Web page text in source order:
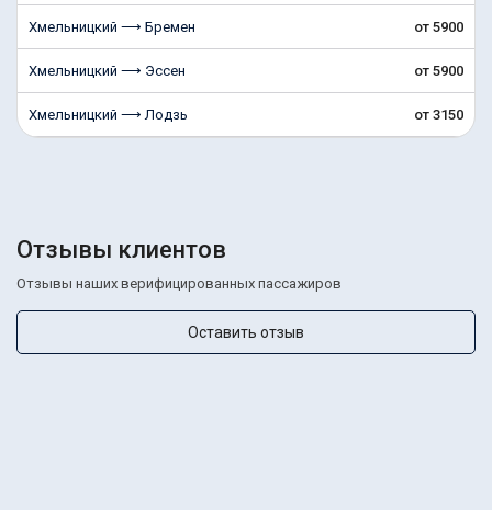
Хмельницкий ⟶ Бремен от 5900
Хмельницкий ⟶ Эссен от 5900
Хмельницкий ⟶ Лодзь от 3150
Отзывы клиентов
Отзывы наших верифицированных пассажиров
Оставить отзыв